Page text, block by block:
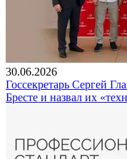
30.06.2026
Госсекретарь Сергей
Бресте и назвал их